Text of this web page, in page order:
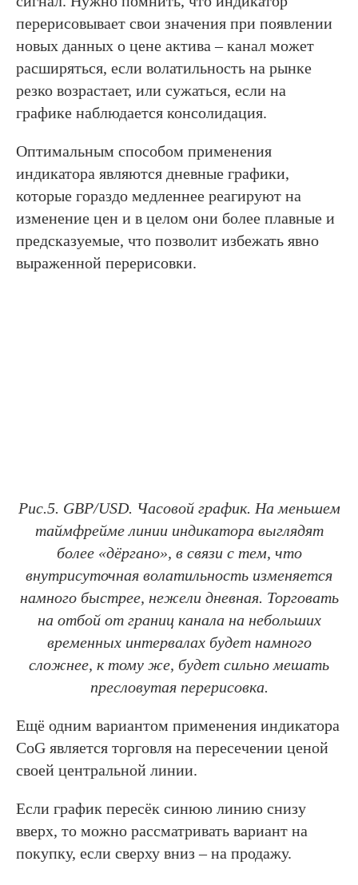
перерисовывает свои значения при появлении
новых данных о цене актива – канал может
расширяться, если волатильность на рынке
резко возрастает, или сужаться, если на
графике наблюдается консолидация.
Оптимальным способом применения
индикатора являются дневные графики,
которые гораздо медленнее реагируют на
изменение цен и в целом они более плавные и
предсказуемые, что позволит избежать явно
выраженной перерисовки.
Рис.5. GBP/USD. Часовой график. На меньшем
таймфрейме линии индикатора выглядят
более «дёргано», в связи с тем, что
внутрисуточная волатильность изменяется
намного быстрее, нежели дневная. Торговать
на отбой от границ канала на небольших
временных интервалах будет намного
сложнее, к тому же, будет сильно мешать
пресловутая перерисовка.
Ещё одним вариантом применения индикатора
CoG является торговля на пересечении ценой
своей центральной линии.
Если график пересёк синюю линию снизу
вверх, то можно рассматривать вариант на
покупку, если сверху вниз – на продажу.